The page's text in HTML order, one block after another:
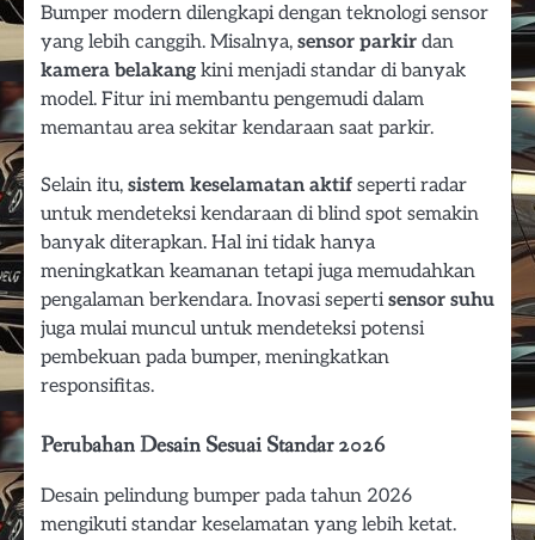
Bumper modern dilengkapi dengan teknologi sensor
yang lebih canggih. Misalnya, sensor parkir dan
kamera belakang kini menjadi standar di banyak
model. Fitur ini membantu pengemudi dalam
memantau area sekitar kendaraan saat parkir.
Selain itu, sistem keselamatan aktif seperti radar
untuk mendeteksi kendaraan di blind spot semakin
banyak diterapkan. Hal ini tidak hanya
meningkatkan keamanan tetapi juga memudahkan
pengalaman berkendara. Inovasi sepertisensor suhu
juga mulai muncul untuk mendeteksi potensi
pembekuan pada bumper, meningkatkan
responsifitas.
Perubahan Desain Sesuai Standar 2026
Desain pelindung bumper pada tahun 2026
mengikuti standar keselamatan yang lebih ketat.